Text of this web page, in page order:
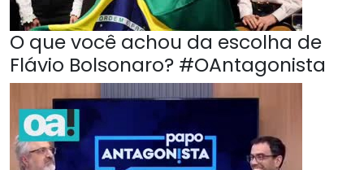
O que você achou da escolha de
Flávio Bolsonaro? #OAntagonista